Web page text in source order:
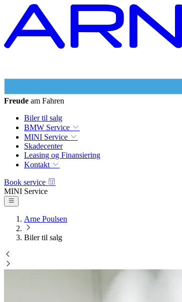
Freude am Fahren
Biler til salg
BMW Service
MINI Service
Skadecenter
Leasing og Finansiering
Kontakt
Book service
MINI Service
Arne Poulsen
Biler til salg